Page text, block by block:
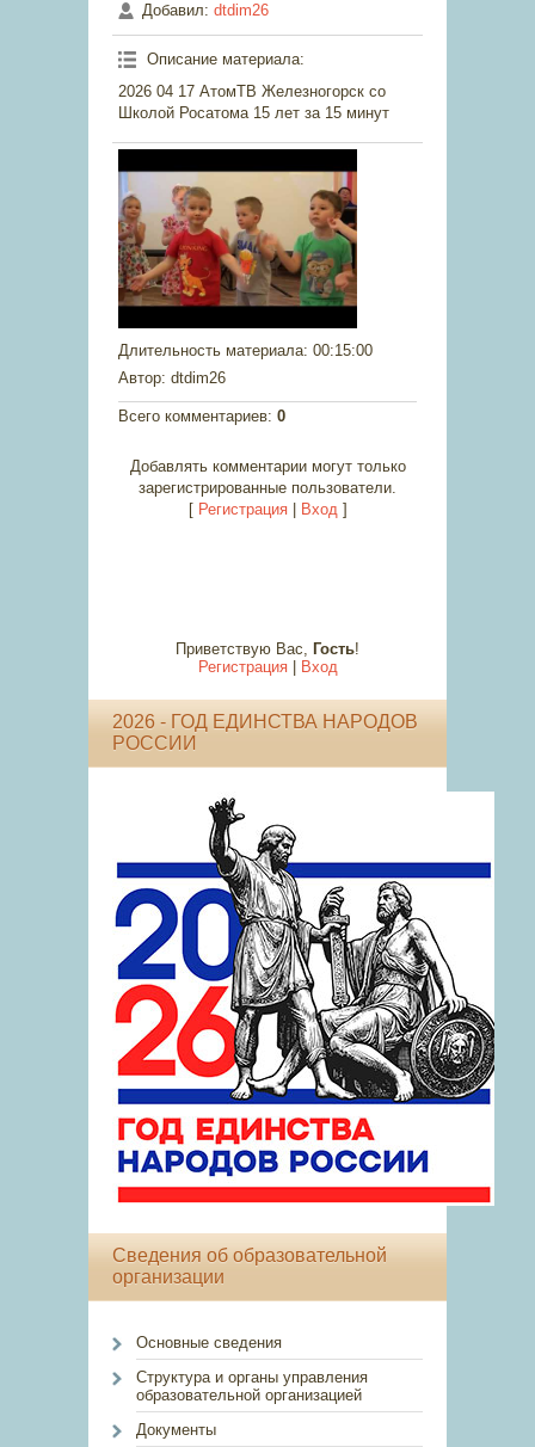
Добавил: dtdim26
Описание материала:
2026 04 17 АтомТВ Железногорск со
Школой Росатома 15 лет за 15 минут
Длительность материала: 00:15:00
Автор: dtdim26
Всего комментариев: 0
Добавлять комментарии могут только
зарегистрированные пользователи.
[ Регистрация| Вход]
Приветствую Вас, Гость!
Регистрация| Вход
2026 - ГОД ЕДИНСТВА НАРОДОВ
РОССИИ
Сведения об образовательной
организации
Основные сведения
Структура и органы управления
образовательной организацией
Документы